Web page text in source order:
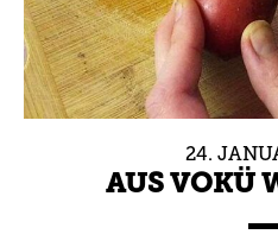
24.
AUS VOKÜ